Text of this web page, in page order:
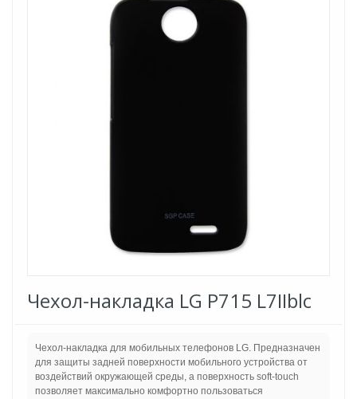
Чехол-накладка LG P715 L7IIblc
Чехол-накладка для мобильных телефонов LG. Предназначен
для защиты задней поверхности мобильного устройства от
воздействий окружающей среды, а поверхность soft-touch
позволяет максимально комфортно пользоваться